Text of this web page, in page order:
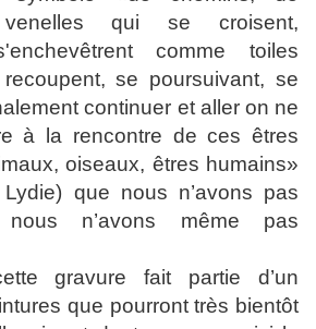
qui se croisent,
comme toiles
se poursuivant, se
continuer et aller on ne
à la rencontre de ces êtres
oiseaux, êtres humains»
que nous n’avons pas
n’avons même pas
gravure fait partie d’un
que pourront très bientôt